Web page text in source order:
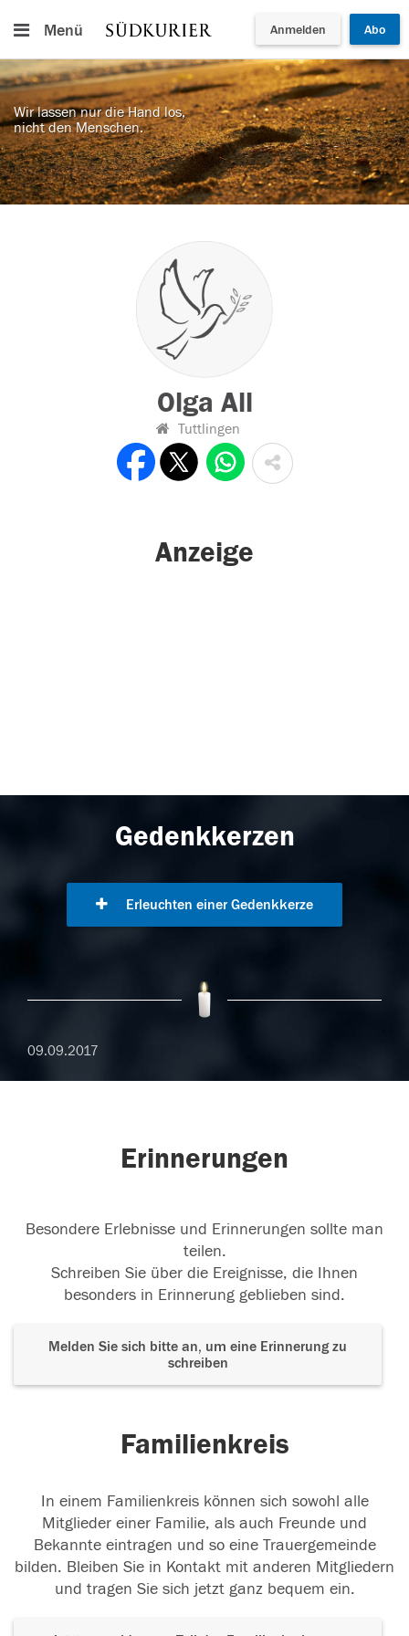
Menü Anmelden Abo
Wir lassen nur die Hand los,
nicht den Menschen.
Olga All
Tuttlingen
Anzeige
Gedenkkerzen
Erleuchten einer Gedenkkerze
09.09.2017
Erinnerungen
Besondere Erlebnisse und Erinnerungen sollte man
teilen.
Schreiben Sie über die Ereignisse, die Ihnen
besonders in Erinnerung geblieben sind.
Melden Sie sich bitte an, um eine Erinnerung zu
schreiben
Familienkreis
In einem Familienkreis können sich sowohl alle
Mitglieder einer Familie, als auch Freunde und
Bekannte eintragen und so eine Trauergemeinde
bilden. Bleiben Sie in Kontakt mit anderen Mitgliedern
und tragen Sie sich jetzt ganz bequem ein.